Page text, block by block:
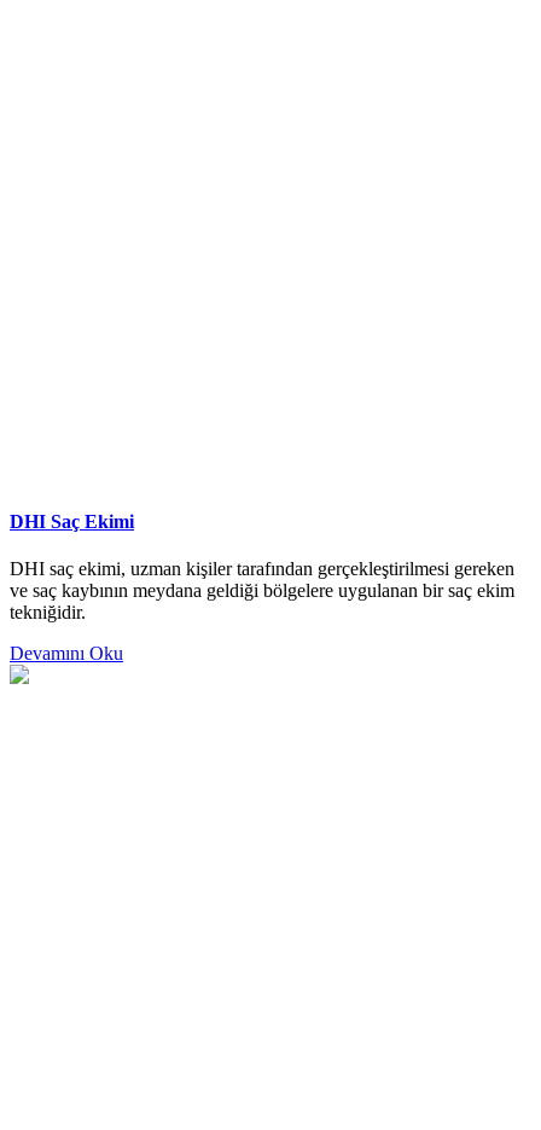
DHI Saç Ekimi
DHI saç ekimi, uzman kişiler tarafından gerçekleştirilmesi gereken
ve saç kaybının meydana geldiği bölgelere uygulanan bir saç ekim
tekniğidir.
Devamını Oku